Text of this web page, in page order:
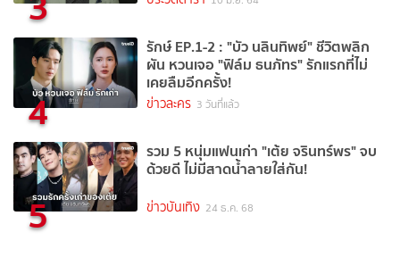
4
รักษ์ EP.1-2 : "บัว นลินทิพย์" ชีวิตพลิก
ผัน หวนเจอ "ฟิล์ม ธนภัทร" รักแรกที่ไม่
เคยลืมอีกครั้ง!
ข่าวละคร 3 วันที่แล้ว
5
รวม 5 หนุ่มแฟนเก่า "เต้ย จรินทร์พร" จบ
ด้วยดี ไม่มีสาดน้ำลายใส่กัน!
ข่าวบันเทิง 24 ธ.ค. 68